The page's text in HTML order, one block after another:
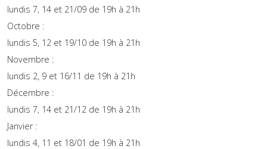
lundis 7, 14 et 21/09 de 19h à 21h
Octobre :
lundis 5, 12 et 19/10 de 19h à 21h
Novembre :
lundis 2, 9 et 16/11 de 19h à 21h
Décembre :
lundis 7, 14 et 21/12 de 19h à 21h
Janvier :
lundis 4, 11 et 18/01 de 19h à 21h